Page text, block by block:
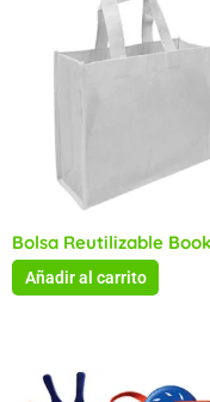
Bolsa Reutilizable Book
Añadir al carrito